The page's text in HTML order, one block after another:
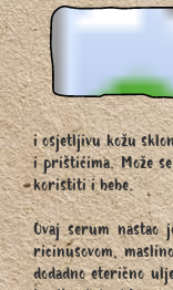
i osjetljivu kožu
i prištićima. Može
koristiti i bebe.
Ovaj serum nastao
ricinusovom,
dodadno eterično